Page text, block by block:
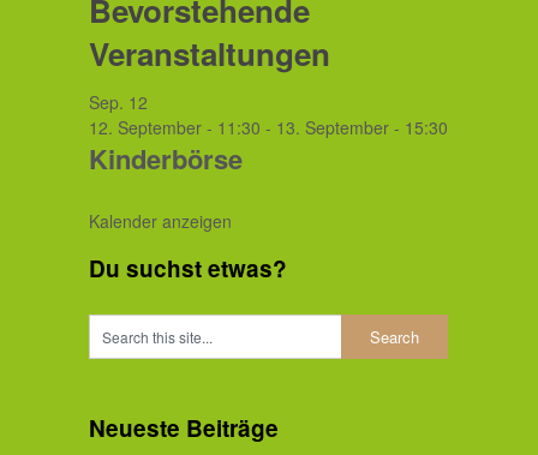
Bevorstehende
Veranstaltungen
Sep. 12
12. September - 11:30 - 13. September - 15:30
Kinderbörse
Kalender anzeigen
Du suchst etwas?
Neueste Beiträge